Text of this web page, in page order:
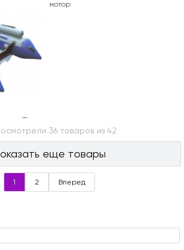
мотор
36 товаров из 42
еще товары
1 2 Вперед